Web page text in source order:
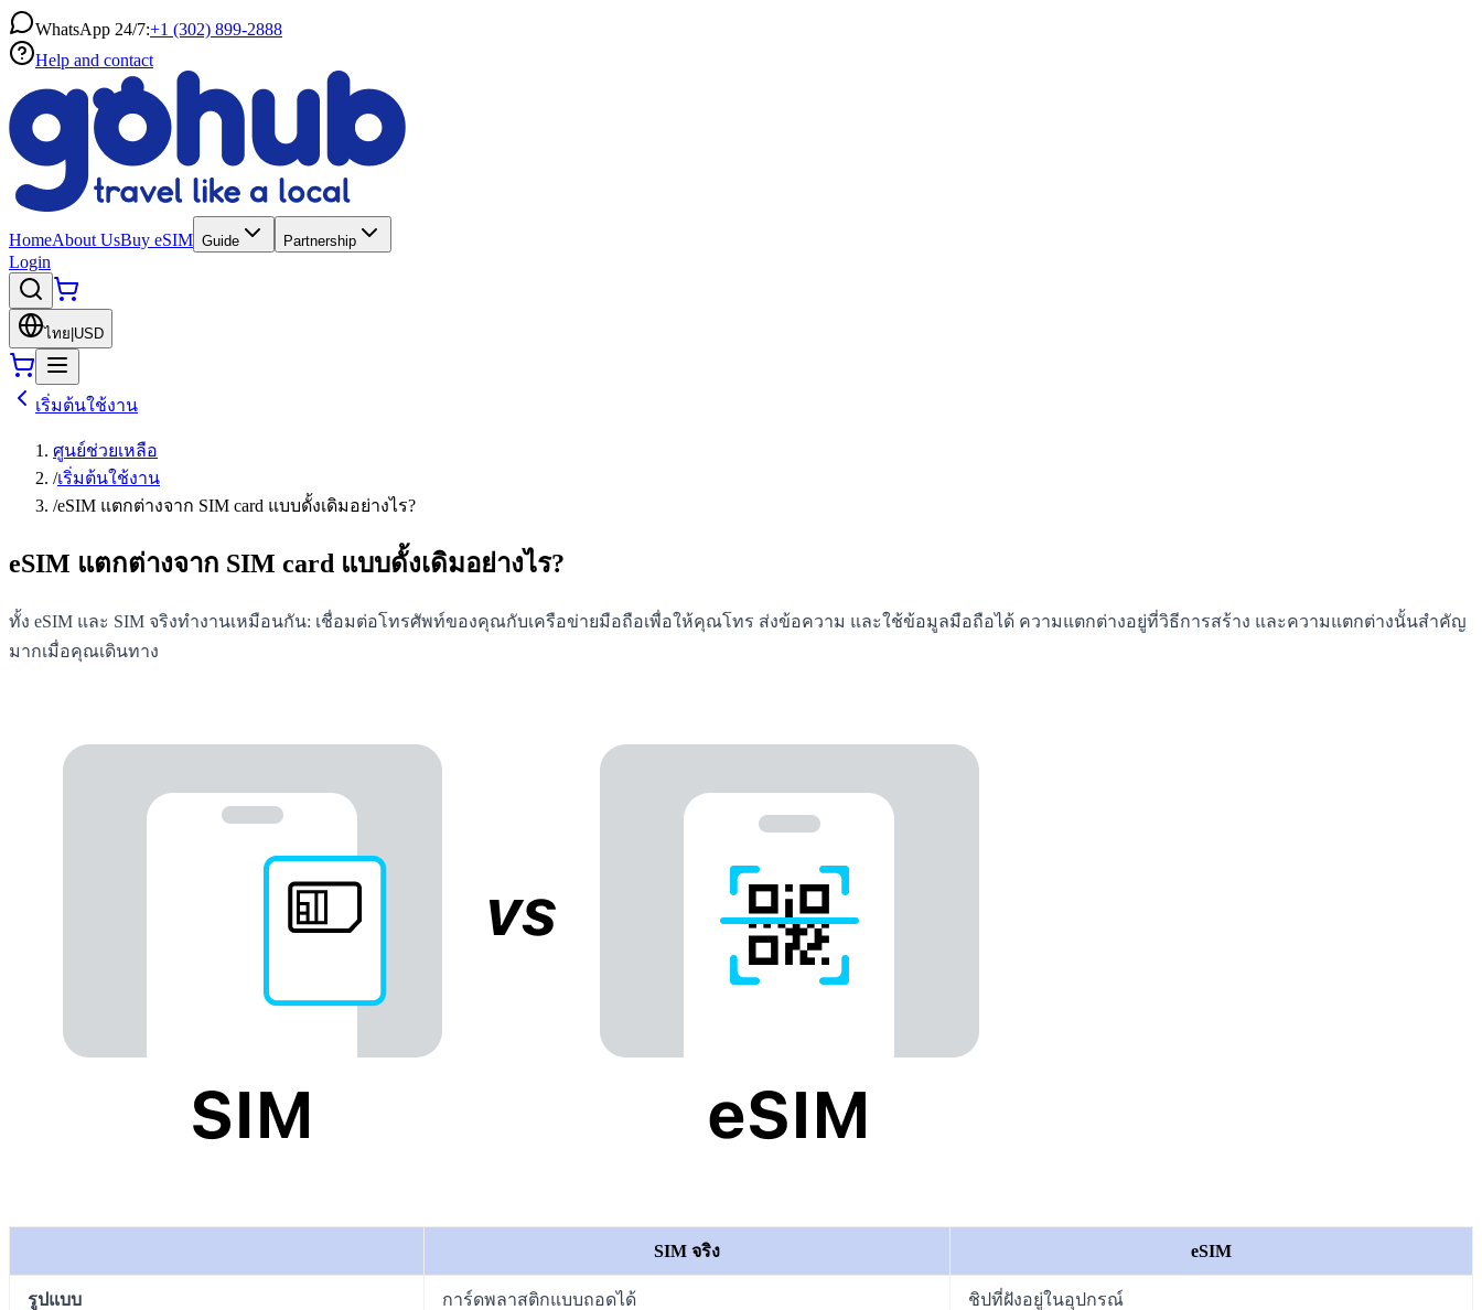
WhatsApp 24/7:+1 (302) 899-2888
Help and contact
HomeAbout UsBuy eSIM Guide Partnership
Login
ไทย USD
เริ่มต้นใช้งาน
ศูนย์ช่วยเหลือ
/เริ่มต้นใช้งาน
/eSIM แตกต่างจาก SIM card แบบดั้งเดิมอย่างไร?
eSIM แตกต่างจาก SIM card แบบดั้งเดิมอย่างไร?
ทั้ง eSIM และ SIM จริงทำงานเหมือนกัน: เชื่อมต่อโทรศัพท์ของคุณกับเครือข่ายมือถือเพื่อให้คุณโทร ส่งข้อความ และใช้ข้อมูลมือถือได้ ความแตกต่างอยู่ที่วิธีการสร้าง และความแตกต่างนั้นสำคัญ
มากเมื่อคุณเดินทาง
SIM จริง eSIM
รูปแบบ การ์ดพลาสติกแบบถอดได้ ชิปที่ฝังอยู่ในอุปกรณ์